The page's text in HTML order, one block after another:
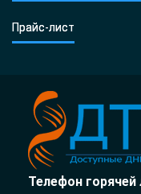
Прайс-лист
Телефон горячей